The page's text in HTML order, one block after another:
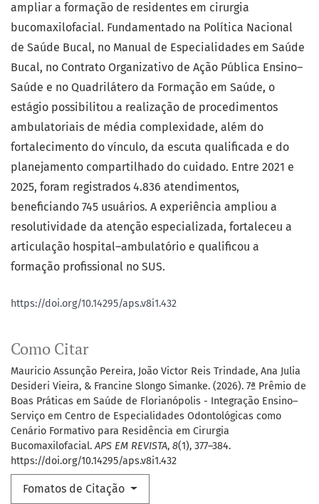
Como Citar
Mauricio Assunção Pereira, João Victor Reis Trindade, Ana Julia
Desideri Vieira, & Francine Slongo Simanke. (2026). 7ª Prêmio de
Boas Práticas em Saúde de Florianópolis - Integração Ensino–
Serviço em Centro de Especialidades Odontológicas como
Cenário Formativo para Residência em Cirurgia
Bucomaxilofacial.APS EM REVISTA, 8(1), 377–384.
https://doi.org/10.14295/aps.v8i1.432
Fomatos de Citação
ampliar a formação de residentes em cirurgia
bucomaxilofacial. Fundamentado na Política Nacional
de Saúde Bucal, no Manual de Especialidades em Saúde
Bucal, no Contrato Organizativo de Ação Pública Ensino–
Saúde e no Quadrilátero da Formação em Saúde, o
estágio possibilitou a realização de procedimentos
ambulatoriais de média complexidade, além do
fortalecimento do vínculo, da escuta qualificada e do
planejamento compartilhado do cuidado. Entre 2021 e
2025, foram registrados 4.836 atendimentos,
beneficiando 745 usuários. A experiência ampliou a
resolutividade da atenção especializada, fortaleceu a
articulação hospital–ambulatório e qualificou a
formação profissional no SUS.
https://doi.org/10.14295/aps.v8i1.432